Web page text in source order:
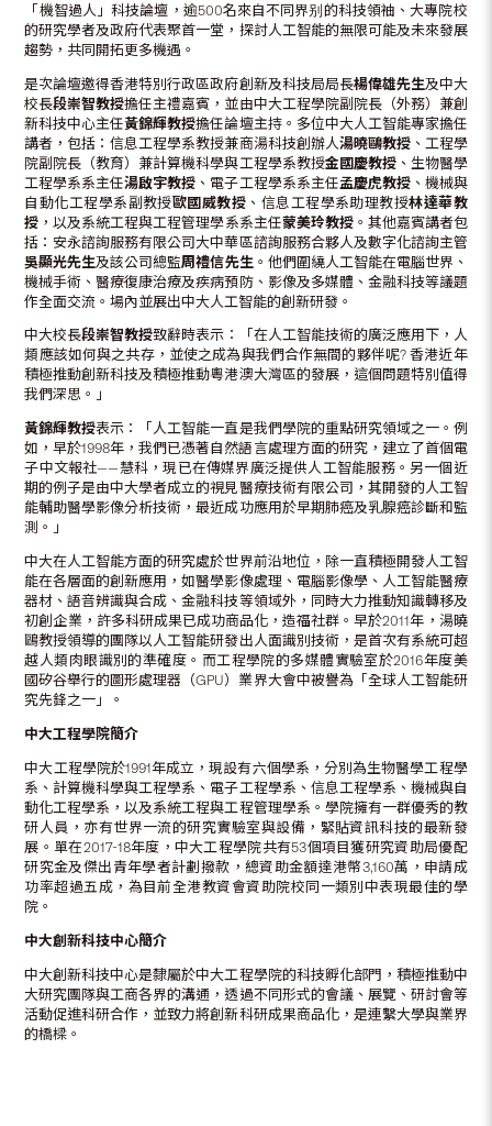
「機智過人」科技論壇，逾500名來自不同界别的科技領袖、大專院校
的研究學者及政府代表聚首一堂，探討人工智能的無限可能及未來發展
趨勢，共同開拓更多機遇。
是次論壇邀得香港特別行政區政府創新及科技局局長楊偉雄先生及中大
校長段崇智教授擔任主禮嘉賓，並由中大工程學院副院長（外務）兼創
新科技中心主任黃錦輝教授擔任論壇主持。多位中大人工智能專家擔任
講者，包括：信息工程學系教授兼商湯科技創辦人湯曉鷗教授、工程學
院副院長（教育）兼計算機科學與工程學系教授金國慶教授、生物醫學
工程學系系主任湯啟宇教授 、電子工程學系系主任孟慶虎教授、機械與
自動化工程學系副教授歐國威教授 、信息工程學系助理教授林達華教
授 ，以及系統工程與工程管理學系系主任蒙美玲教授。其他嘉賓講者包
括：安永諮詢服務有限公司大中華區諮詢服務合夥人及數字化諮詢主管
吳顯光先生及該公司總監周禮信先生 。他們圍繞人工智能在電腦世界、
機械手術、醫療復康治療及疾病預防、影像及多媒體、金融科技等議題
作全面交流。場內並展出中大人工智能的創新研發。
中大校長段崇智教授致辭時表示：「在人工智能技術的廣泛應用下，人
類應該如何與之共存，並使之成為與我們合作無間的夥伴呢? 香港近年
積極推動創新科技及積極推動粵港澳大灣區的發展，這個問題特別值得
我們深思。」
黃錦輝教授表示：「人工智能一直是我們學院的重點研究領域之一。例
如，早於1998年，我們已憑著自然語言處理方面的研究，建立了首個電
子中文報社——慧科，現已在傳媒界廣泛提供人工智能服務。另一個近
期的例子是由中大學者成立的視見醫療技術有限公司，其開發的人工智
能輔助醫學影像分析技術，最近成功應用於早期肺癌及乳腺癌診斷和監
測。」
中大在人工智能方面的研究處於世界前沿地位，除一直積極開發人工智
能在各層面的創新應用，如醫學影像處理、電腦影像學、人工智能醫療
器材、語音辨識與合成、金融科技等領域外，同時大力推動知識轉移及
初創企業，許多科研成果已成功商品化，造福社群。早於2011年，湯曉
鷗教授領導的團隊以人工智能研發出人面識別技術，是首次有系統可超
越人類肉眼識別的準確度。而工程學院的多媒體實驗室於2016年度美
國矽谷舉行的圖形處理器（GPU）業界大會中被譽為「全球人工智能研
究先鋒之一」。
中大工程學院簡介
中大工程學院於1991年成立，現設有六個學系，分別為生物醫學工程學
系、計算機科學與工程學系、電子工程學系、信息工程學系、機械與自
動化工程學系，以及系統工程與工程管理學系。學院擁有一群優秀的教
研人員，亦有世界一流的研究實驗室與設備，緊貼資訊科技的最新發
展。單在2017-18年度，中大工程學院共有53個項目獲研究資助局優配
研究金及傑出青年學者計劃撥款，總資助金額達港幣3,160萬，申請成
功率超過五成，為目前全港教資會資助院校同一類別中表現最佳的學
院。
中大創新科技中心簡介
中大創新科技中心是隸屬於中大工程學院的科技孵化部門，積極推動中
大研究團隊與工商各界的溝通，透過不同形式的會議、展覽、研討會等
活動促進科研合作，並致力將創新科研成果商品化，是連繫大學與業界
的橋樑。